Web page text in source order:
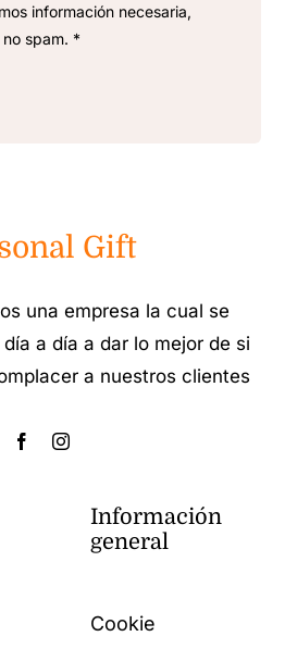
información necesaria,
no spam. *
Gift
una empresa la cual se
a día a dar lo mejor de si
a nuestros clientes
Información
general
Cookie